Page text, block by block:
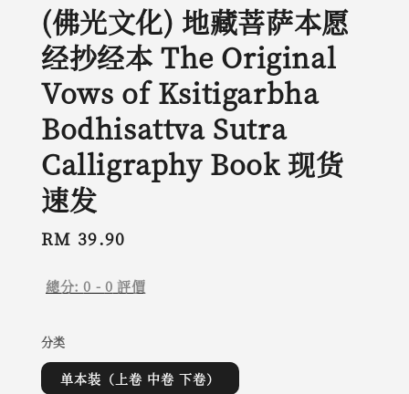
(佛光文化) 地藏菩萨本愿
经抄经本 The Original
Vows of Ksitigarbha
Bodhisattva Sutra
Calligraphy Book 现货
速发
Regular
RM 39.90
總分:0 - 0 評價
分类
单本装（上卷 中卷 下卷）